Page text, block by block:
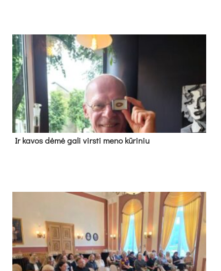
Ir ka­vos dė­mė ga­li virs­ti me­no kū­ri­niu